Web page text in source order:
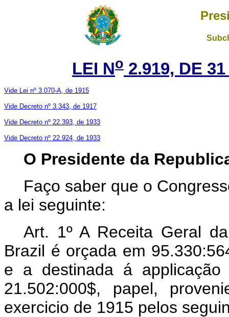
LEI No 2.919, DE
Vide Lei nº 3.070-A, de 1915
Vide Decreto nº 3.343, de 1917
Vide Decreto nº 22.393, de 1933
Vide Decreto nº 22.924, de 1933
O Presidente da
Faço saber que o
a lei seguinte:
Art. 1º A Receita Geral
Brazil é orçada em
e a destinada á
21.502:000$, papel,
exercicio de 1915 pelos